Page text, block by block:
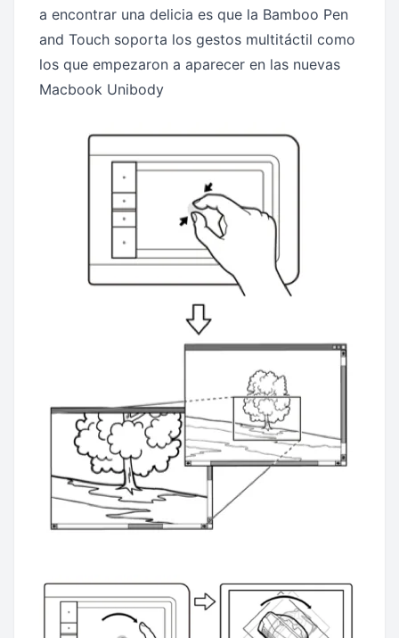
a encontrar una delicia es que la Bamboo Pen
and Touch soporta los gestos multitáctil como
los que empezaron a aparecer en las nuevas
Macbook Unibody